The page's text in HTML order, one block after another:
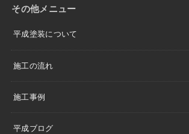
その他メニュー
平成塗装について
施工の流れ
施工事例
平成ブログ